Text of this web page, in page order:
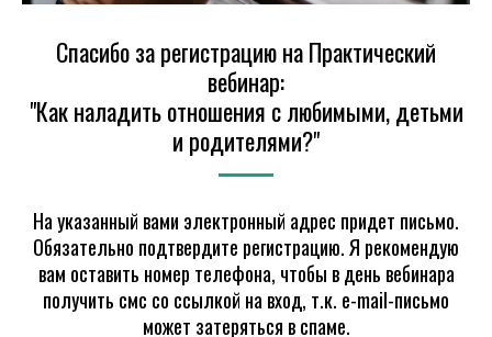
Спасибо за регистрацию на Практический
вебинар:
"Как наладить отношения с любимыми, детьми
и родителями?"
На указанный вами электронный адрес придет письмо.
Обязательно подтвердите регистрацию. Я рекомендую
вам оставить номер телефона, чтобы в день вебинара
получить смс со ссылкой на вход, т.к. e-mail-письмо
может затеряться в спаме.